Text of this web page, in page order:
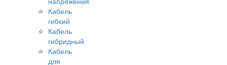
Кабель
гибкий
Кабель
гибридный
Кабель
для